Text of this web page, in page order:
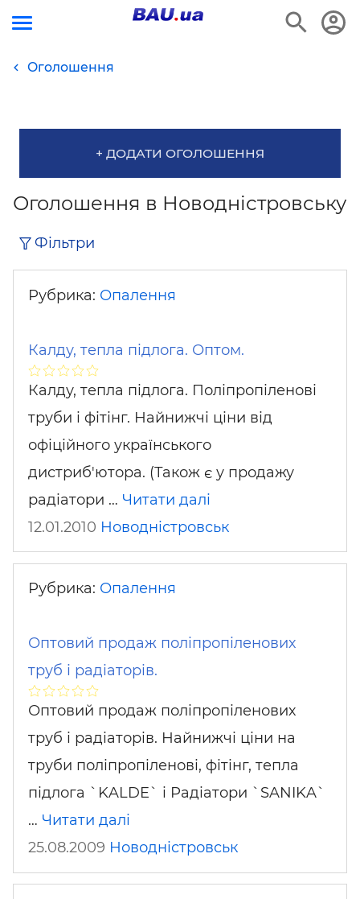
Оголошення
+ ДОДАТИ ОГОЛОШЕННЯ
Оголошення в Новодністровську
Фільтри
Рубрика: Опалення
Калду, тепла підлога. Оптом.
Калду, тепла підлога. Поліпропіленові
труби і фітінг. Найнижчі ціни від
офіційного українського
дистриб'ютора. (Також є у продажу
радіатори … Читати далі
12.01.2010 Новодністровськ
Рубрика: Опалення
Оптовий продаж поліпропіленових
труб і радіаторів.
Оптовий продаж поліпропіленових
труб і радіаторів. Найнижчі ціни на
труби поліпропіленові, фітінг, тепла
підлога `KALDE` і Радіатори `SANIKA`
… Читати далі
25.08.2009 Новодністровськ